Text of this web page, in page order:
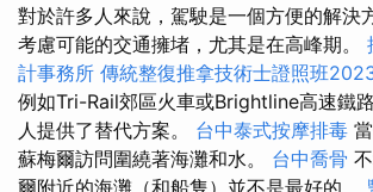
對於許多人來說，駕駛是一個方便的解決
考慮可能的交通擁堵，尤其是在高峰期。
計事務所 傳統整復推拿技術士證照班
例如Tri-Rail郊區火車或Brightline高速鐵
人提供了替代方案。 台中泰式按摩排毒
蘇梅爾訪問圍繞著海灘和水。 台中喬骨
爾附近的海灘（和船隻）並不是最好的。